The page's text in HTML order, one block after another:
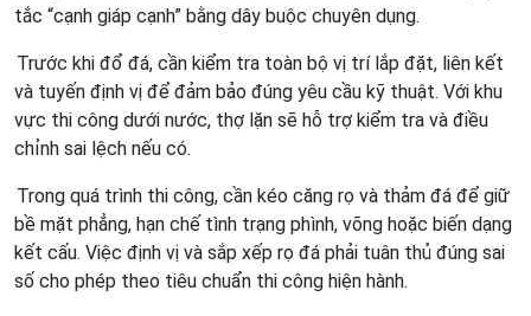
tắc “cạnh giáp cạnh” bằng dây buộc chuyên dụng.
Trước khi đổ đá, cần kiểm tra toàn bộ vị trí lắp đặt, liên kết
và tuyến định vị để đảm bảo đúng yêu cầu kỹ thuật. Với khu
vực thi công dưới nước, thợ lặn sẽ hỗ trợ kiểm tra và điều
chỉnh sai lệch nếu có.
Trong quá trình thi công, cần kéo căng rọ và thảm đá để giữ
bề mặt phẳng, hạn chế tình trạng phình, võng hoặc biến dạng
kết cấu. Việc định vị và sắp xếp rọ đá phải tuân thủ đúng sai
số cho phép theo tiêu chuẩn thi công hiện hành.